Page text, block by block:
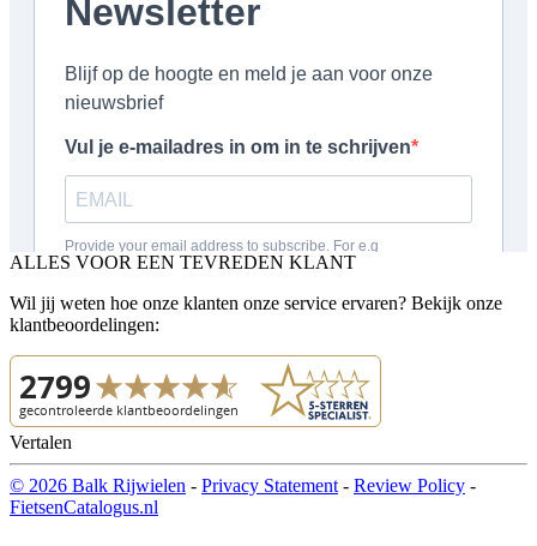
ALLES VOOR EEN TEVREDEN KLANT
Wil jij weten hoe onze klanten onze service ervaren? Bekijk onze
klantbeoordelingen:
Vertalen
© 2026 Balk Rijwielen - Privacy Statement - Review Policy -
FietsenCatalogus.nl